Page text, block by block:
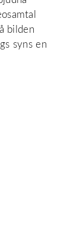
bilden
syns en